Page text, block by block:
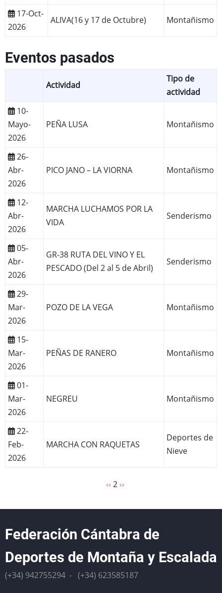
17-Oct-
2026
ALIVA(16 y 17 de Octubre) Montañismo
Eventos pasados
Actividad
Tipo de
actividad
10-
Mayo-
2026
PEÑA LUSA Montañismo
26-
Abr-
2026
PICO JANO – LA VIORNA Montañismo
12-
Abr-
2026
MARCHA LUCHAMOS POR LA
VIDA
Senderismo
05-
Abr-
2026
GR-38 RUTA DEL VINO Y EL
PESCADO (Del 2 al 5 de Abril)
Senderismo
29-
Mar-
2026
POZO DE LA VEGA Montañismo
15-
Mar-
2026
PEÑAS DE RANERO Montañismo
01-
Mar-
2026
NEGREU Montañismo
22-
Feb-
2026
MARCHA CON RAQUETAS
Deportes de
Nieve
Página
‹‹ 2 Siguiente
››
Federación Cántabra de
Deportes de Montaña y Escalada
(+34) 942755294 - (+34) 623585187